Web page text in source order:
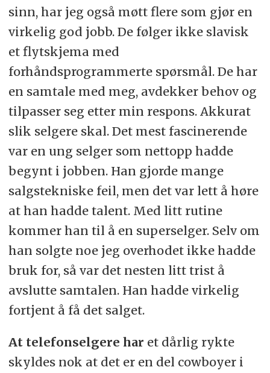
sinn, har jeg også møtt flere som gjør en
virkelig god jobb. De følger ikke slavisk
et flytskjema med
forhåndsprogrammerte spørsmål. De har
en samtale med meg, avdekker behov og
tilpasser seg etter min respons. Akkurat
slik selgere skal. Det mest fascinerende
var en ung selger som nettopp hadde
begynt i jobben. Han gjorde mange
salgstekniske feil, men det var lett å høre
at han hadde talent. Med litt rutine
kommer han til å en superselger. Selv om
han solgte noe jeg overhodet ikke hadde
bruk for, så var det nesten litt trist å
avslutte samtalen. Han hadde virkelig
fortjent å få det salget.
At telefonselgere har et dårlig rykte
skyldes nok at det er en del cowboyer i